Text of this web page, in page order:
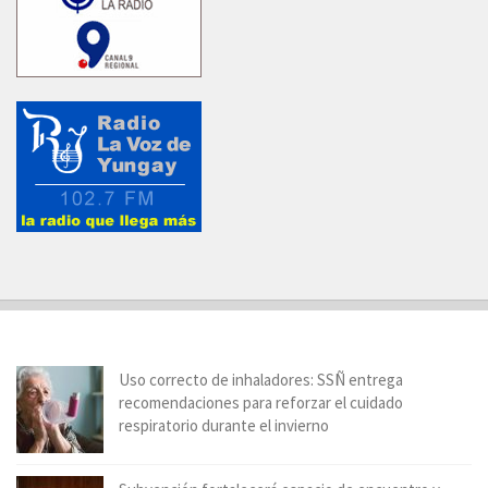
Uso correcto de inhaladores: SSÑ entrega
recomendaciones para reforzar el cuidado
respiratorio durante el invierno